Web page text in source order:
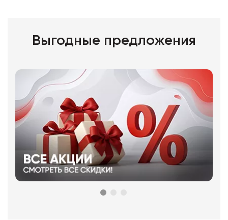
Выгодные предложения